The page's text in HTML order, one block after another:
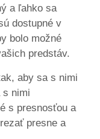
a ľahko sa
dostupné v
bolo možné
predstáv.
aby sa s nimi
s nimi
s presnosťou a
presne a